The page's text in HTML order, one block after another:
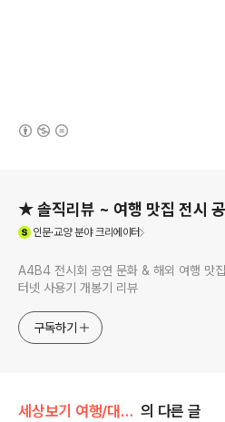
★ 솔직리뷰 ~ 여행 맛집 전시
인문·교양분야 크리에이터
A4B4 전시회 공연 문화 & 해외 여행 맛
터넷 사용기 개봉기 리뷰
구독하기
세상보기 여행/대한민국 여행정보 의 다른 글